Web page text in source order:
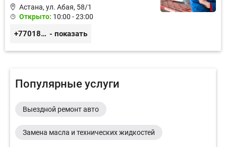
Астана, ул. Абая, 58/1
Открыто: 10:00 - 23:00
+77018150536 - показать
Популярные услуги
Выездной ремонт авто
Замена масла и технических жидкостей